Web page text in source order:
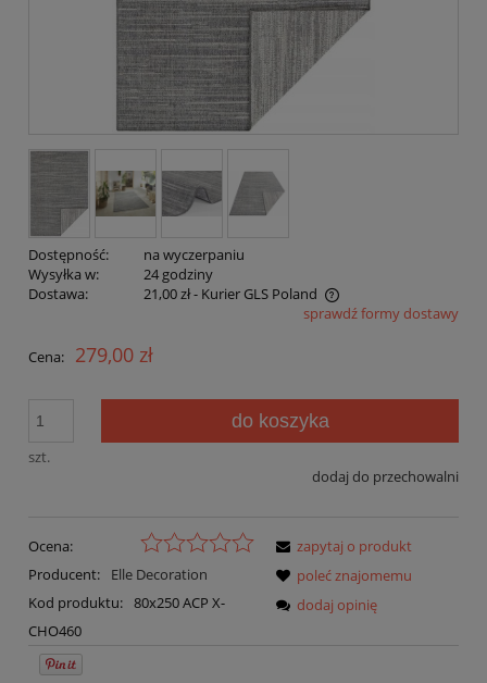
Dostępność:
na wyczerpaniu
Wysyłka w:
24 godziny
Dostawa:
21,00 zł- Kurier GLS Poland
Cena nie zawiera ewentualnych kosztów płatnościsprawdź formy dostawy
Cena: 279,00 zł
szt.
do koszyka
dodaj do przechowalni
Ocena:
Producent:
Elle Decoration
Kod produktu: 80x250 ACP X-
CHO460
zapytaj o produkt
poleć znajomemu
dodaj opinię